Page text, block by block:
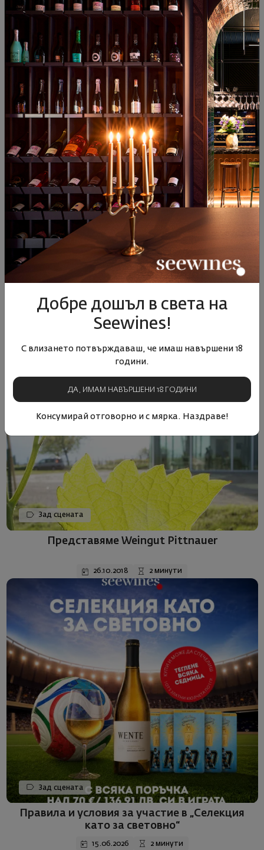
Зад сцената
Sonoma Valley Ava
25.10.2018 2 минути
Виното в САЩ
25.10.2018 2 минути
Зад сцената
Представяме Weingut Pittnauer
26.10.2018 2 минути
Зад сцената
Правила и условия за участие в „Селекция
като за световно“
15.06.2026 2 минути
Добре дошъл в света на
Seewines!
С влизането потвърждаваш, че имаш навършени 18
години.
ДА, ИМАМ НАВЪРШЕНИ 18 ГОДИНИ
Консумирай отговорно и с мярка. Наздраве!